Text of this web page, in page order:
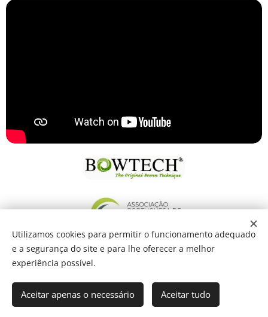
terapiabowen.c.j@gmail.com
Utilizamos cookies para permitir o funcionamento adequado
e a segurança do site e para lhe oferecer a melhor
experiência possível.
Aceitar apenas o necessário Aceitar tudo